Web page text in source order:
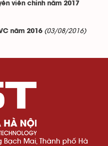
viên chính năm 2017
năm 2016 (03/08/2016)
Mai, Thành phố Hà